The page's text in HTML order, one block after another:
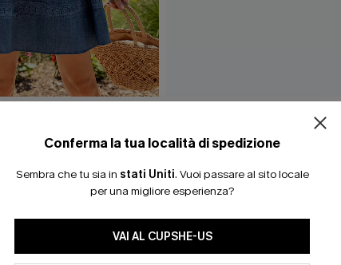
Sign Abito corto blu "Boost
40,00 €
Conferma la tua località di spedizione
Sembra che tu sia in stati Uniti. Vuoi passare al sito locale
per una migliore esperienza?
VAI AL CUPSHE-US